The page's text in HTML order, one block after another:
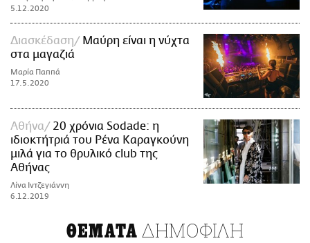
5.12.2020
Διασκέδαση
Μαύρη είναι η νύχτα
στα μαγαζιά
Μαρία Παππά
17.5.2020
Αθήνα
20 χρόνια Sodade: η
ιδιοκτήτριά του Ρένα Καραγκούνη
μιλά για το θρυλικό club της
Αθήνας
Λίνα Ιντζεγιάννη
6.12.2019
ΘΕΜΑΤΑ ΔΗΜΟΦΙΛΗ